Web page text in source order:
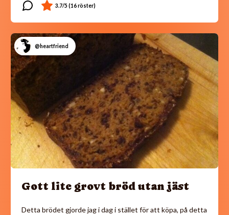
@heartfriend
Gott lite grovt bröd utan jäst
Detta brödet gjorde jag i dag i stället för att köpa, på detta